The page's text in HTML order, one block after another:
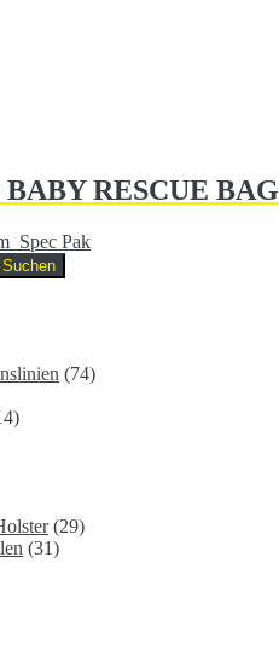
BABY RESCUE BAG
Spec Pak
(74)
(29)
(31)